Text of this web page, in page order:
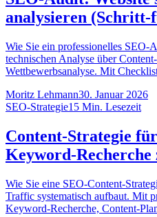
analysieren
Wie Sie ein professionelles SEO-
technischen Analyse über
Wettbewerbsanalyse. Mit
Moritz Lehmann30. Januar 2026
SEO-Strategie15 Min. Lesezeit
Content-Strategie
Keyword-Recherche
Wie Sie eine SEO-Content-
Traffic systematisch aufbaut. Mit
Keyword-Recherche, Content-